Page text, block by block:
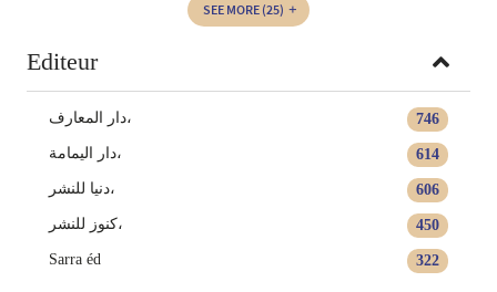
SEE MORE (25)
Editeur
746 دار المعارف،
614 دار اليمامة،
606 دنيا للنشر،
450 كنوز للنشر،
322
Sarra éd